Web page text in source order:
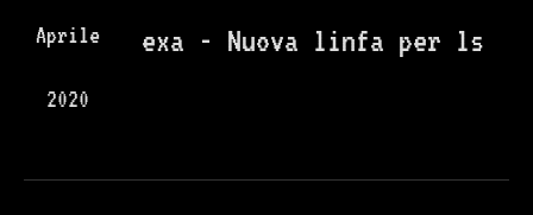
Aprile
2020
exa - Nuova linfa per ls